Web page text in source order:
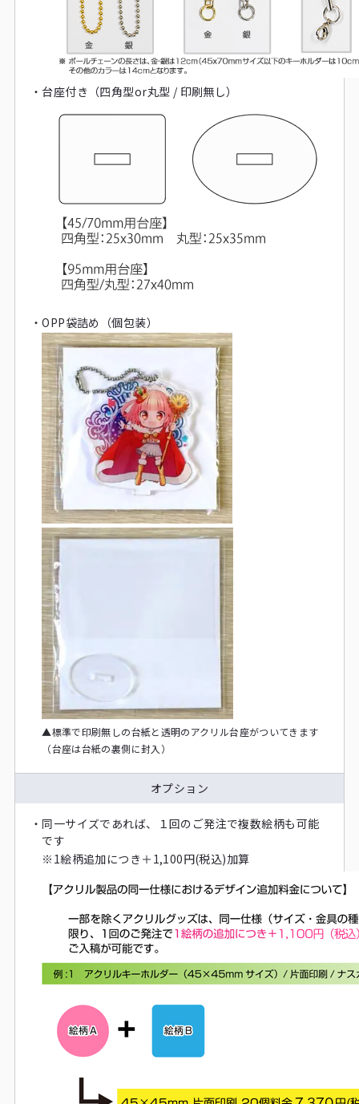
・ 台座付き（四角型or丸型 / 印刷無し）
・OPP袋詰め（個包装）
▲標準で印刷無しの台紙と透明のアクリル台座がついてきます
（台座は台紙の裏側に封入）
オプション
・ 同一サイズであれば、１回のご発注で複数絵柄も可能
です
※ 1絵柄追加につき＋1,100円(税込)加算